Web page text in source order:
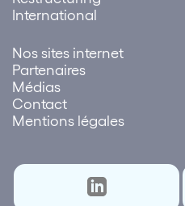
International
Nos sites internet
Partenaires
Médias
Contact
Mentions légales